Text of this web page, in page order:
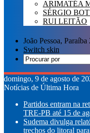
ARIMATÉA
SÉRGIO
RUI LEITÃO
João Pessoa, Paraíba
Switch skin
domingo, 9 de agosto de
Notícias de Última Hora
Partidos entram na
TRE-PB até 15 de
Sudema divulga
trechos do litoral